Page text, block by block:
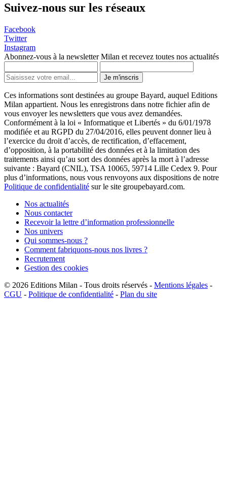
Suivez-nous sur les réseaux
Facebook
Twitter
Instagram
Abonnez-vous à la newsletter Milan et recevez toutes nos actualités
Je m'inscris
Ces informations sont destinées au groupe Bayard, auquel Editions
Milan appartient. Nous les enregistrons dans notre fichier afin de
vous envoyer les newsletters que vous avez demandées.
Conformément à la loi « Informatique et Libertés » du 6/01/1978
modifiée et au RGPD du 27/04/2016, elles peuvent donner lieu à
l’exercice du droit d’accès, de rectification, d’effacement,
d’opposition, à la portabilité des données et à la limitation des
traitements ainsi qu’au sort des données après la mort à l’adresse
suivante : Bayard (CNIL), TSA 10065, 59714 Lille Cedex 9. Pour
plus d’informations, nous vous renvoyons aux dispositions de notre
Politique de confidentialité sur le site groupebayard.com.
Nos actualités
Nous contacter
Recevoir la lettre d’information professionnelle
Nos univers
Qui sommes-nous ?
Comment fabriquons-nous nos livres ?
Recrutement
Gestion des cookies
© 2026 Editions Milan - Tous droits réservés - Mentions légales -
CGU - Politique de confidentialité - Plan du site